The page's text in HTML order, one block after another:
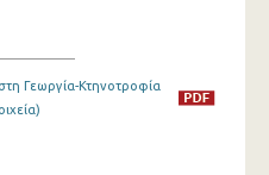
Γεωργία-Κτηνοτροφία